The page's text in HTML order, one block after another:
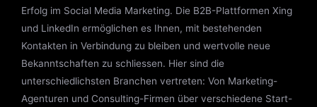
Erfolg im Social Media Marketing. Die B2B-Plattformen Xing
und LinkedIn ermöglichen es Ihnen, mit bestehenden
Kontakten in Verbindung zu bleiben und wertvolle neue
Bekanntschaften zu schliessen. Hier sind die
unterschiedlichsten Branchen vertreten: Von Marketing-
Agenturen und Consulting-Firmen über verschiedene Start-